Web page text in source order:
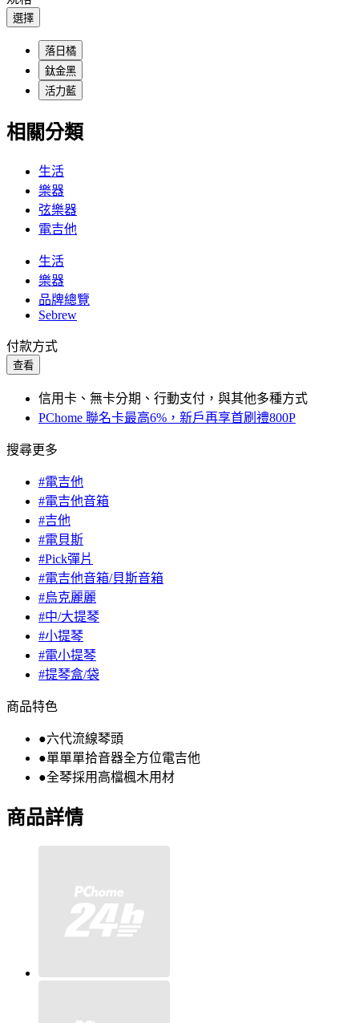
選擇
落日橘
鈦金黑
活力藍
相關分類
生活
樂器
弦樂器
電吉他
生活
樂器
品牌總覽
Sebrew
付款方式
查看
信用卡、無卡分期、行動支付，與其他多種方式
PChome 聯名卡最高6%，新戶再享首刷禮800P
搜尋更多
#電吉他
#電吉他音箱
#吉他
#電貝斯
#Pick彈片
#電吉他音箱/貝斯音箱
#烏克麗麗
#中/大提琴
#小提琴
#電小提琴
#提琴盒/袋
商品特色
●六代流線琴頭
●單單單拾音器全方位電吉他
●全琴採用高檔楓木用材
商品詳情